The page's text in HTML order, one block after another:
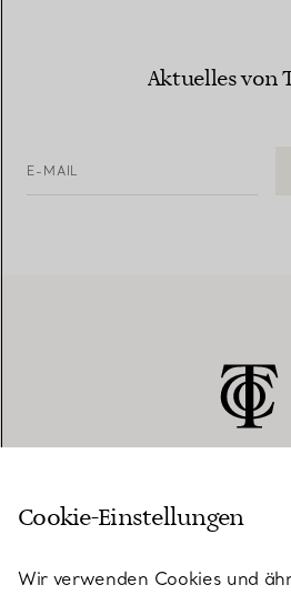
Aktuelles von
E-MAIL
KUNDENSERVICE
Cookie-Einstellungen
Wir verwenden Cookies und